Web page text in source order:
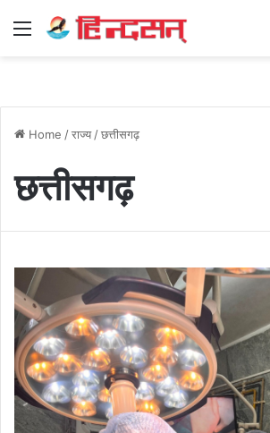
Menu
Home /राज्य /छत्तीसगढ़
छत्तीसगढ़